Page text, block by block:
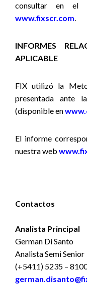
consultar en el
www.fixscr.com.
INFORMES
APLICABLE
FIX utilizó la
presentada ante
(disponible en
El informe
nuestra web
Contactos
Analista Principal
German Di Santo
Analista Semi Senior
(+5411) 5235 –